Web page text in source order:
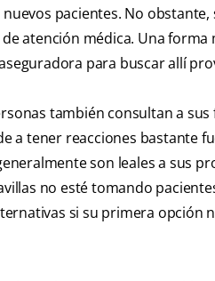
pacientes. No
atención médica. Una
para buscar allí
también consultan a
a tener reacciones bastante
son leales a sus
no esté tomando
si su primera opción